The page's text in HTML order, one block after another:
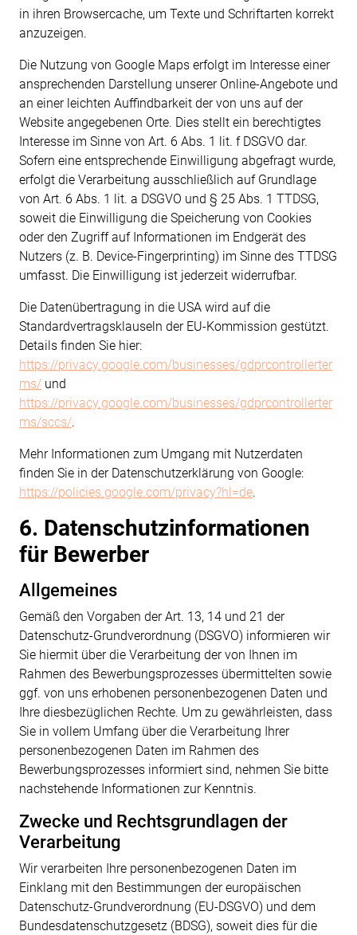
in ihren Browsercache, um Texte und Schriftarten korrekt
anzuzeigen.
Die Nutzung von Google Maps erfolgt im Interesse einer
ansprechenden Darstellung unserer Online-Angebote und
an einer leichten Auffindbarkeit der von uns auf der
Website angegebenen Orte. Dies stellt ein berechtigtes
Interesse im Sinne von Art. 6 Abs. 1 lit. f DSGVO dar.
Sofern eine entsprechende Einwilligung abgefragt wurde,
erfolgt die Verarbeitung ausschließlich auf Grundlage
von Art. 6 Abs. 1 lit. a DSGVO und § 25 Abs. 1 TTDSG,
soweit die Einwilligung die Speicherung von Cookies
oder den Zugriff auf Informationen im Endgerät des
Nutzers (z. B. Device-Fingerprinting) im Sinne des TTDSG
umfasst. Die Einwilligung ist jederzeit widerrufbar.
Die Datenübertragung in die USA wird auf die
Standardvertragsklauseln der EU-Kommission gestützt.
Details finden Sie hier:
https://privacy.google.com/businesses/gdprcontrollerter
ms/ und
https://privacy.google.com/businesses/gdprcontrollerter
ms/sccs/.
Mehr Informationen zum Umgang mit Nutzerdaten
finden Sie in der Datenschutzerklärung von Google:
https://policies.google.com/privacy?hl=de.
6. Datenschutzinformationen
für Bewerber
Allgemeines
Gemäß den Vorgaben der Art. 13, 14 und 21 der
Datenschutz-Grundverordnung (DSGVO) informieren wir
Sie hiermit über die Verarbeitung der von Ihnen im
Rahmen des Bewerbungsprozesses übermittelten sowie
ggf. von uns erhobenen personenbezogenen Daten und
Ihre diesbezüglichen Rechte. Um zu gewährleisten, dass
Sie in vollem Umfang über die Verarbeitung Ihrer
personenbezogenen Daten im Rahmen des
Bewerbungsprozesses informiert sind, nehmen Sie bitte
nachstehende Informationen zur Kenntnis.
Zwecke und Rechtsgrundlagen der
Verarbeitung
Wir verarbeiten Ihre personenbezogenen Daten im
Einklang mit den Bestimmungen der europäischen
Datenschutz-Grundverordnung (EU-DSGVO) und dem
Bundesdatenschutzgesetz (BDSG), soweit dies für die